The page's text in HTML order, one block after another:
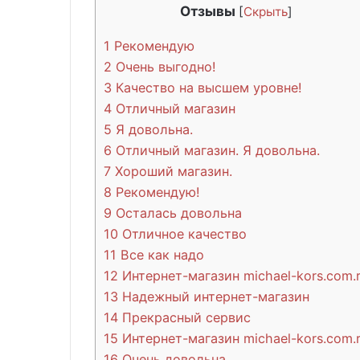
Отзывы [Скрыть]
1 Рекомендую
2 Очень выгодно!
3 Качество на высшем уровне!
4 Отличный магазин
5 Я довольна.
6 Отличный магазин. Я довольна.
7 Хороший магазин.
8 Рекомендую!
9 Осталась довольна
10 Отличное качество
11 Все как надо
12 Интернет-магазин michael-
13 Надежный интернет-магазин
14 Прекрасный сервис
15 Интернет-магазин michael-